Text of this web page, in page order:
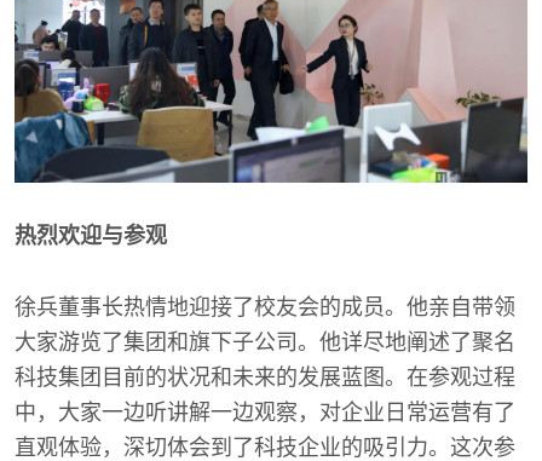
热烈欢迎与参观
徐兵董事长热情地迎接了校友会的成员。他亲自带领
大家游览了集团和旗下子公司。他详尽地阐述了聚名
科技集团目前的状况和未来的发展蓝图。在参观过程
中，大家一边听讲解一边观察，对企业日常运营有了
直观体验，深切体会到了科技企业的吸引力。这次参